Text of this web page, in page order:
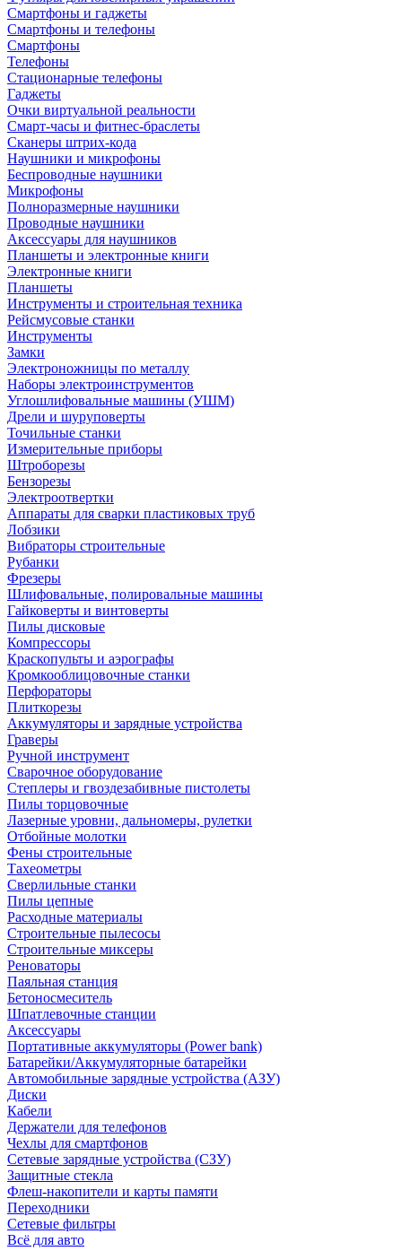
Смартфоны и гаджеты
Смартфоны и телефоны
Смартфоны
Телефоны
Стационарные телефоны
Гаджеты
Очки виртуальной реальности
Смарт-часы и фитнес-браслеты
Сканеры штрих-кода
Наушники и микрофоны
Беспроводные наушники
Микрофоны
Полноразмерные наушники
Проводные наушники
Аксессуары для наушников
Планшеты и электронные книги
Электронные книги
Планшеты
Инструменты и строительная техника
Рейсмусовые станки
Инструменты
Замки
Электроножницы по металлу
Наборы электроинструментов
Углошлифовальные машины (УШМ)
Дрели и шуруповерты
Точильные станки
Измерительные приборы
Штроборезы
Бензорезы
Электроотвертки
Аппараты для сварки пластиковых труб
Лобзики
Вибраторы строительные
Рубанки
Фрезеры
Шлифовальные, полировальные машины
Гайковерты и винтоверты
Пилы дисковые
Компрессоры
Краскопульты и аэрографы
Кромкооблицовочные станки
Перфораторы
Плиткорезы
Аккумуляторы и зарядные устройства
Граверы
Ручной инструмент
Сварочное оборудование
Степлеры и гвоздезабивные пистолеты
Пилы торцовочные
Лазерные уровни, дальномеры, рулетки
Отбойные молотки
Фены строительные
Тахеометры
Сверлильные станки
Пилы цепные
Расходные материалы
Строительные пылесосы
Строительные миксеры
Реноваторы
Паяльная станция
Бетоносмеситель
Шпатлевочные станции
Аксессуары
Портативные аккумуляторы (Power bank)
Батарейки/Аккумуляторные батарейки
Автомобильные зарядные устройства (АЗУ)
Диски
Кабели
Держатели для телефонов
Чехлы для смартфонов
Сетевые зарядные устройства (СЗУ)
Защитные стекла
Флеш-накопители и карты памяти
Переходники
Сетевые фильтры
Всё для авто